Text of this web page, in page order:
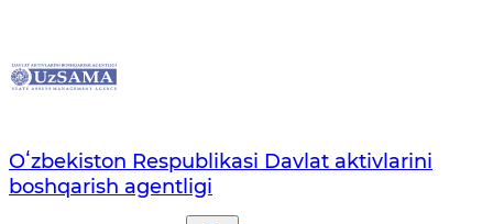
Oʻzbekiston Respublikasi Davlat aktivlarini
boshqarish agentligi